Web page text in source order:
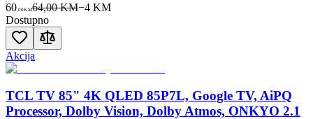
60 00KM64,00 KM−4KM
Dostupno
Akcija
TCL TV 85" 4K QLED 85P7L, Google TV, AiPQ
Processor, Dolby Vision, Dolby Atmos, ONKYO 2.1